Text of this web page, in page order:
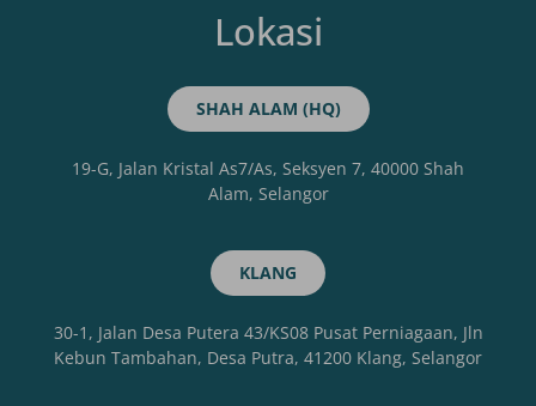
Lokasi
SHAH ALAM (HQ)
19-G, Jalan Kristal As7/As, Seksyen 7, 40000 Shah
Alam, Selangor
KLANG
30-1, Jalan Desa Putera 43/KS08 Pusat Perniagaan, Jln
Kebun Tambahan, Desa Putra, 41200 Klang, Selangor